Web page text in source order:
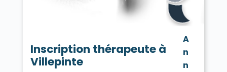
Inscription thérapeute à
Villepinte
A
n
n